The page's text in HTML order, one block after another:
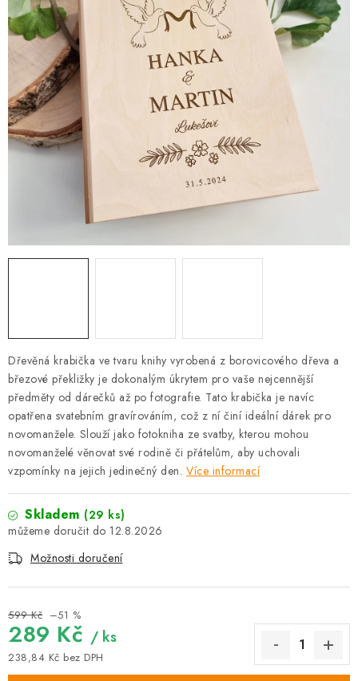
NOVINKY
VÝPRODEJ 🔥
Hodnocení obchodu
Stav objednávky
Reklamace a vrácení zboží
Jak nakupovat
Dřeviny a certifikáty
Velkoobchod
Dřevěná krabička ve tvaru knihy vyrobená z borovicového dřeva a
březové překližky je dokonalým úkrytem pro vaše nejcennější
předměty od dárečků až po fotografie. Tato krabička je navíc
opatřena svatebním gravírováním, což z ní činí ideální dárek pro
novomanžele. Slouží jako fotokniha ze svatby, kterou mohou
novomanželé věnovat své rodině či přátelům, aby uchovali
vzpomínky na jejich jedinečný den. Více informací
Skladem (29 ks)
12.8.2026
Možnosti doručení
599 Kč –51 %
289 Kč / ks
238,84 Kč bez DPH
Měrná cena: